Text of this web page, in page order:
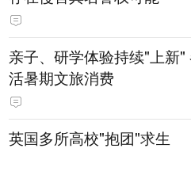
亲子、研学体验持续"上新"
活暑期文旅消费
英国多所高校"抱团"求生